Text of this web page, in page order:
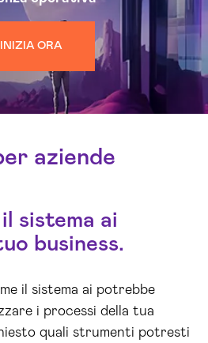
INIZIA ORA
aziende
sistema ai
business.
il sistema ai potrebbe
i processi della tua
quali strumenti potresti